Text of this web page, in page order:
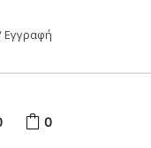
Εγγραφή
0